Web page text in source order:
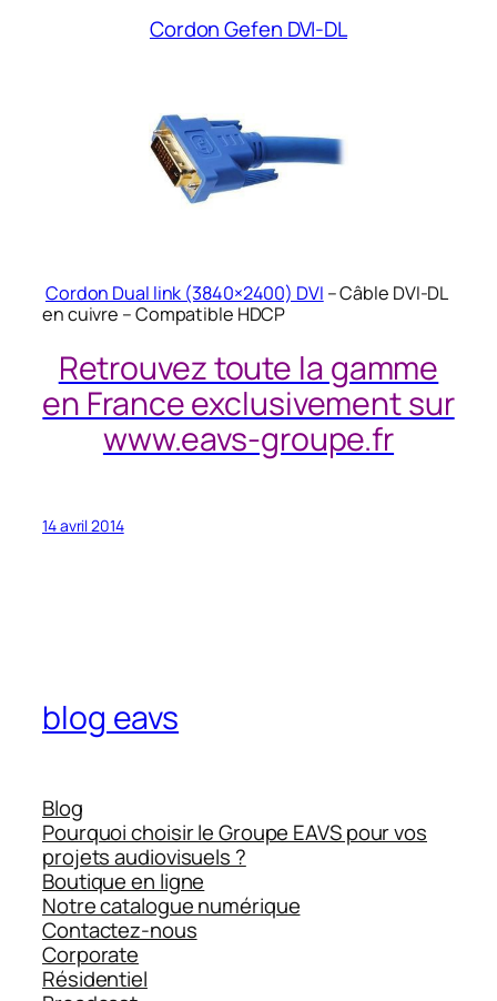
Cordon Gefen DVI-DL
Cordon Dual link (3840×2400) DVI – Câble DVI-DL
en cuivre – Compatible HDCP
Retrouvez toute la gamme
en France exclusivement sur
www.eavs-groupe.fr
14 avril 2014
blog eavs
Blog
Pourquoi choisir le Groupe EAVS pour vos
projets audiovisuels ?
Boutique en ligne
Notre catalogue numérique
Contactez-nous
Corporate
Résidentiel